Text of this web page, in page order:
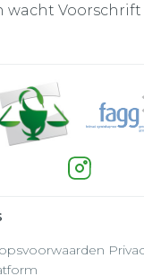
wacht Voorschrift